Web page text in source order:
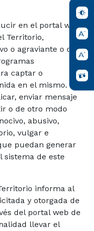
en el portal web
Territorio,
o agraviante o que
captar o
en el mismo.
enviar mensaje
o de otro modo
abusivo,
vulgar e
puedan generar
sistema de este
informa al
y otorgada de
del portal web de
llevar el